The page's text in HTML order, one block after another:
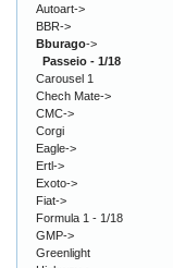
Autoart->
BBR->
Bburago->
Passeio - 1/18
Carousel 1
Chech Mate->
CMC->
Corgi
Eagle->
Ertl->
Exoto->
Fiat->
Formula 1 - 1/18
GMP->
Greenlight